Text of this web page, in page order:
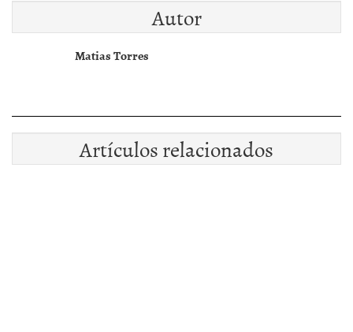
Autor
Matias Torres
Artículos relacionados